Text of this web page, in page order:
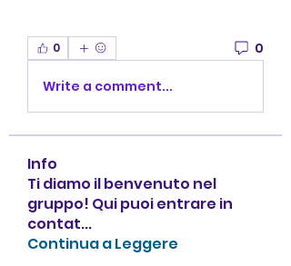
0 0
Write a comment...
Info
Ti diamo il benvenuto nel
gruppo! Qui puoi entrare in
contat...
Continua a Leggere